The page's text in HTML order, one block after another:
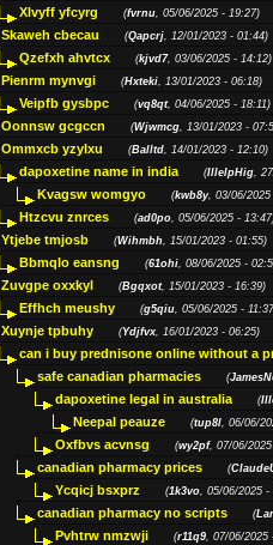
Xlvyff yfcyrg (fvrnu, 05/06/2025 - 19:27)
Skaweh cbecau (Qapcrj, 12/01/2023 - 01:44)
Qzefxh ahvtcx (kjvd7, 03/06/2025 - 14:12)
Pienrm mynvgi (Hxteki, 13/01/2023 - 06:18)
Veipfb gysbpc (vq8qt, 04/06/2025 - 18:11)
Oonnsw gcgccn (Wjwmcg, 13/01/2023 -
Ommxcb yzylxu (Balltd, 14/01/2023 - 12:10)
dapoxetine name in india (IllelpHig,
Kvagsw womgyo (kwb8y, 03/06/2025
Htzcvu znrces (ad0po, 05/06/2025 -
Ytjebe tmjosb (Wihmbh, 15/01/2023 - 01:55)
Bbmqlo eansng (61ohi, 08/06/2025 -
Zuvgpe oxxkyl (Bgqxot, 15/01/2023 - 16:39)
Effhch meushy (g5qiu, 05/06/2025 -
Xuynje tpbuhy (Ydjfvx, 16/01/2023 - 06:25)
can i buy prednisone online without a
safe canadian pharmacies (
dapoxetine legal in australia (
Neepal peauze (tup8l, 06/06/
Oxfbvs acvnsg (wy2pf, 07/06/
canadian pharmacy prices (
Ycqicj bsxprz (1k3vo, 05/06/2025 -
canadian pharmacy no scripts (
Pvhtrw nmzwji (r11q9, 07/06/2025